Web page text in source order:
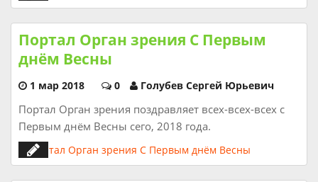
Портал Орган зрения С Первым
днём Весны
1 мар 2018 0 Голубев Сергей Юрьевич
Портал Орган зрения поздравляет всех-всех-всех с
Первым днём Весны сего, 2018 года.